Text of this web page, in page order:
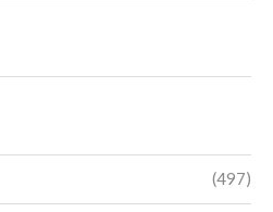
(497)